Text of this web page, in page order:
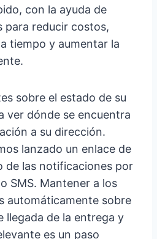
con la ayuda de
para reducir costos,
tiempo y aumentar la
sobre el estado de su
ver dónde se encuentra
a su dirección.
lanzado un enlace de
de las notificaciones por
SMS. Mantener a los
automáticamente sobre
llegada de la entrega y
es un paso